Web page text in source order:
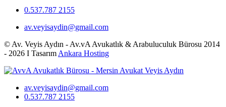
0.537.787 2155
av.veyisaydin@gmail.com
© Av. Veyis Aydın - Av.vA Avukatlık & Arabuluculuk Bürosu 2014
- 2026 I Tasarım Ankara Hosting
av.veyisaydin@gmail.com
0.537.787 2155